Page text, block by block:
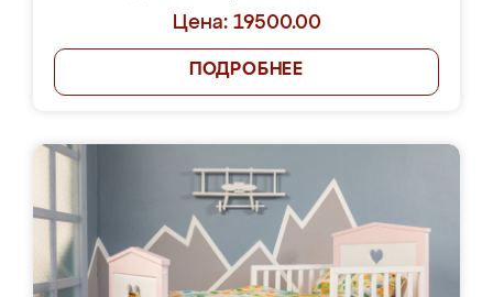
Цена: 19500.00
ПОДРОБНЕЕ